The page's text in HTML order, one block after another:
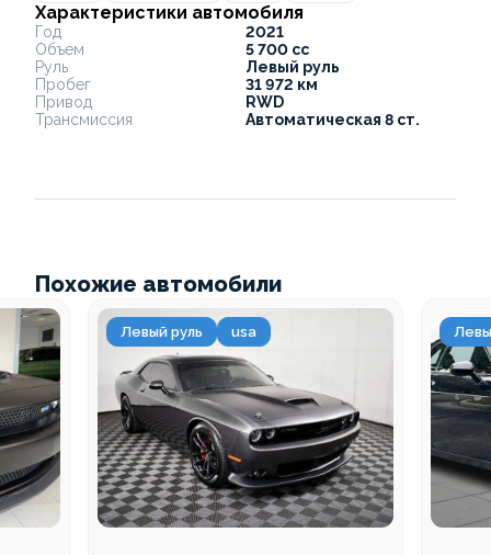
Характеристики автомобиля
Год
2021
Объем
5 700 cc
Руль
Левый руль
Пробег
31 972 км
Привод
RWD
Трансмиссия
Автоматическая 8 ст.
Похожие автомобили
Левый руль usa